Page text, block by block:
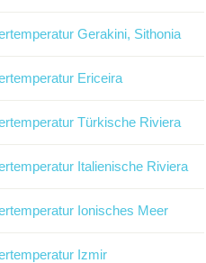
Gerakini, Sithonia
Ericeira
Türkische Riviera
Italienische Riviera
Ionisches Meer
Izmir